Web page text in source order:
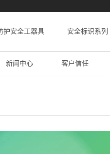
护安全工器具 安全标识系列
新闻中心 客户信任